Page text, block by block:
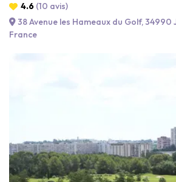
4.6 (10 avis)
38 Avenue les Hameaux du Golf, 34990
France